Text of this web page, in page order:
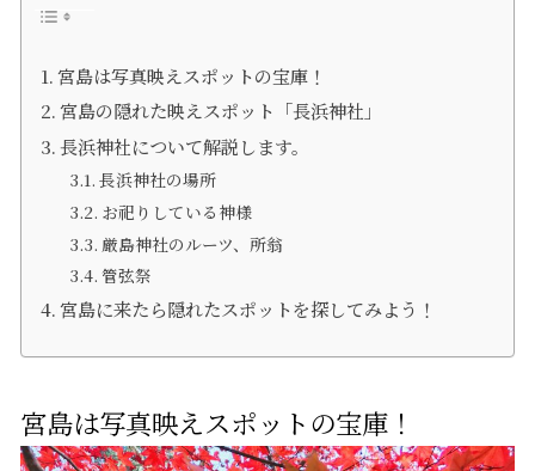
宮島は写真映えスポットの宝庫！
宮島の隠れた映えスポット「長浜神社」
長浜神社について解説します。
長浜神社の場所
お祀りしている神様
厳島神社のルーツ、所翁
管弦祭
宮島に来たら隠れたスポットを探してみよう！
宮島は写真映えスポットの宝庫！